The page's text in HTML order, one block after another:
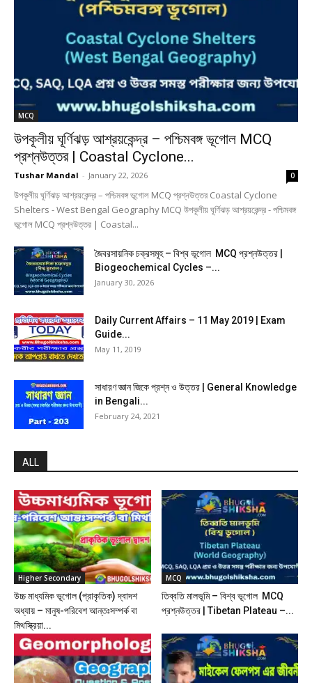
MCQ
উপকূলীয় ঘূর্ণিঝড় আশ্রয়কেন্দ্র – পশ্চিমবঙ্গ ভূগোল MCQ
প্রশ্নউত্তর | Coastal Cyclone...
Tushar Mandal - January 22, 2026 0
উপকূলীয় ঘূর্ণিঝড় আশ্রয়কেন্দ্র – পশ্চিমবঙ্গ ভূগোল MCQ প্রশ্নউত্তর Coastal Cyclone
Shelters - West Bengal Geography MCQ উপকূলীয় ঘূর্ণিঝড় আশ্রয়কেন্দ্র - পশ্চিমবঙ্গ
ভূগোল MCQ প্রশ্নউত্তর | Coastal...
জৈবরসায়নিক চক্রসমূহ – বিশ্ব ভূগোল MCQ প্রশ্নউত্তর |
Biogeochemical Cycles –...
January 30, 2026
Daily Current Affairs – 11 May 2019 | Exam
Guide...
May 11, 2019
সাধারণ জ্ঞান জিকে প্রশ্ন ও উত্তর | General Knowledge
in Bengali...
February 24, 2021
ALL
Higher Secondary
উচ্চ মাধ্যমিক ভূগোল (প্রাকৃতিক) দ্বাদশ
অধ্যায় – মানুষ-পরিবেশ আন্তঃসম্পর্ক বা
মিথস্ক্রিয়া...
MCQ
তিব্বতি মালভূমি – বিশ্ব ভূগোল MCQ
প্রশ্নউত্তর | Tibetan Plateau –...